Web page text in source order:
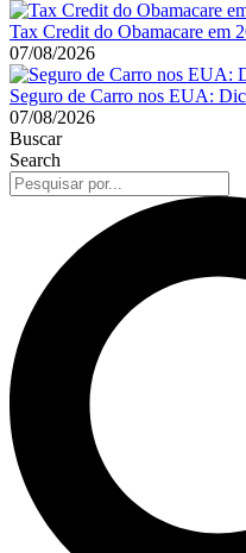
Tax Credit do Obamacare em
07/08/2026
Seguro de Carro nos EUA:
07/08/2026
Buscar
Search